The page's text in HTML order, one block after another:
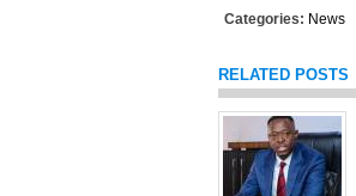
Categories: News
RELATED POSTS